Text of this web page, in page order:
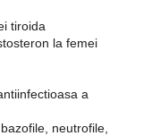
tiroida
la femei
a
neutrofile,